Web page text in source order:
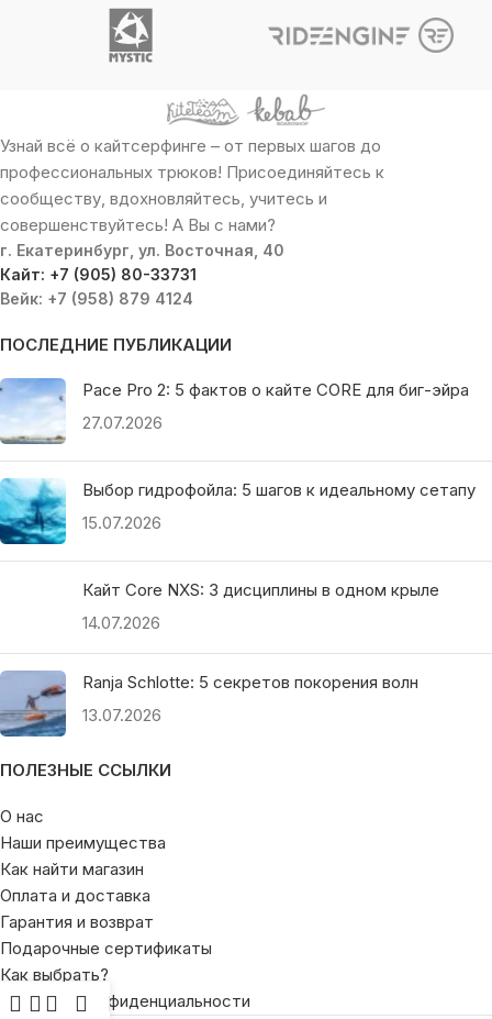
Узнай всё о кайтсерфинге – от первых шагов до
профессиональных трюков! Присоединяйтесь к
сообществу, вдохновляйтесь, учитесь и
совершенствуйтесь! А Вы с нами?
г. Екатеринбург, ул. Восточная, 40
Кайт: +7 (905) 80-33731
Вейк: +7 (958) 879 4124
ПОСЛЕДНИЕ ПУБЛИКАЦИИ
Pace Pro 2: 5 фактов о кайте CORE для биг-эйра
27.07.2026
Выбор гидрофойла: 5 шагов к идеальному сетапу
15.07.2026
Кайт Core NXS: 3 дисциплины в одном крыле
14.07.2026
Ranja Schlotte: 5 секретов покорения волн
13.07.2026
ПОЛЕЗНЫЕ ССЫЛКИ
О нас
Наши преимущества
Как найти магазин
Оплата и доставка
Гарантия и возврат
Подарочные сертификаты
Как выбрать?
Политика конфиденциальности